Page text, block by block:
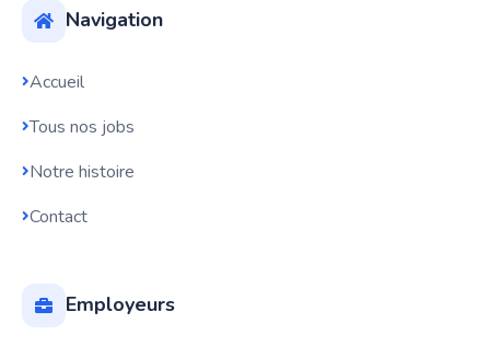
Navigation
Accueil
Tous nos jobs
Notre histoire
Contact
Employeurs